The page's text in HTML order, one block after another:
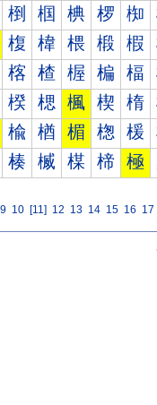
椡 椢 椣 椤 椥
椱 椲 椳 椴 椵
楁 楂 楃 楄 楅
楑 楒 楓 楔 楕
楡 楢 楣 楤 楥
楱 楲 楳 楴 極
9 10 [11] 12 13 14 15 16 17